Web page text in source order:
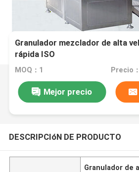
Granulador mezclador de alta
rápida ISO
MOQ：1 Precio
Mejor precio
DESCRIPCIóN DE PRODUCTO
Granulador de